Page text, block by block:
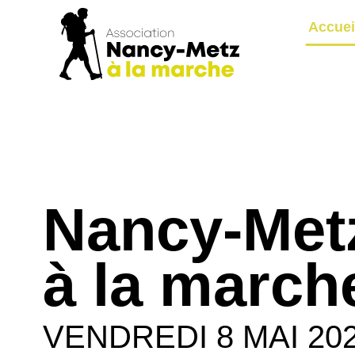
Accueil
Nancy-
à la
VENDREDI 8 MAI